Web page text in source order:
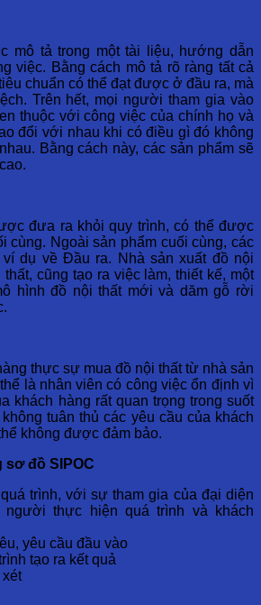
mô tả trong một tài liệu, hướng dẫn
việc. Bằng cách mô tả rõ ràng tất cả
chuẩn có thể đạt được ở đầu ra, mà
Trên hết, mọi người tham gia vào
thuộc với công việc của chính họ và
đổi với nhau khi có điều gì đó không
Bằng cách này, các sản phẩm sẽ
đưa ra khỏi quy trình, có thể được
cùng. Ngoài sản phẩm cuối cùng, các
dụ về Đầu ra. Nhà sản xuất đồ nội
cũng tạo ra việc làm, thiết kế, một
hình đồ nội thất mới và dăm gỗ rời
thực sự mua đồ nội thất từ ​​nhà sản
là nhân viên có công việc ổn định vì
khách hàng rất quan trọng trong suốt
tuân thủ các yêu cầu của khách
không được đảm bảo.
đồ SIPOC
trình, với sự tham gia của đại diện
người thực hiện quá trình và khách
yêu cầu đầu vào
tạo ra kết quả